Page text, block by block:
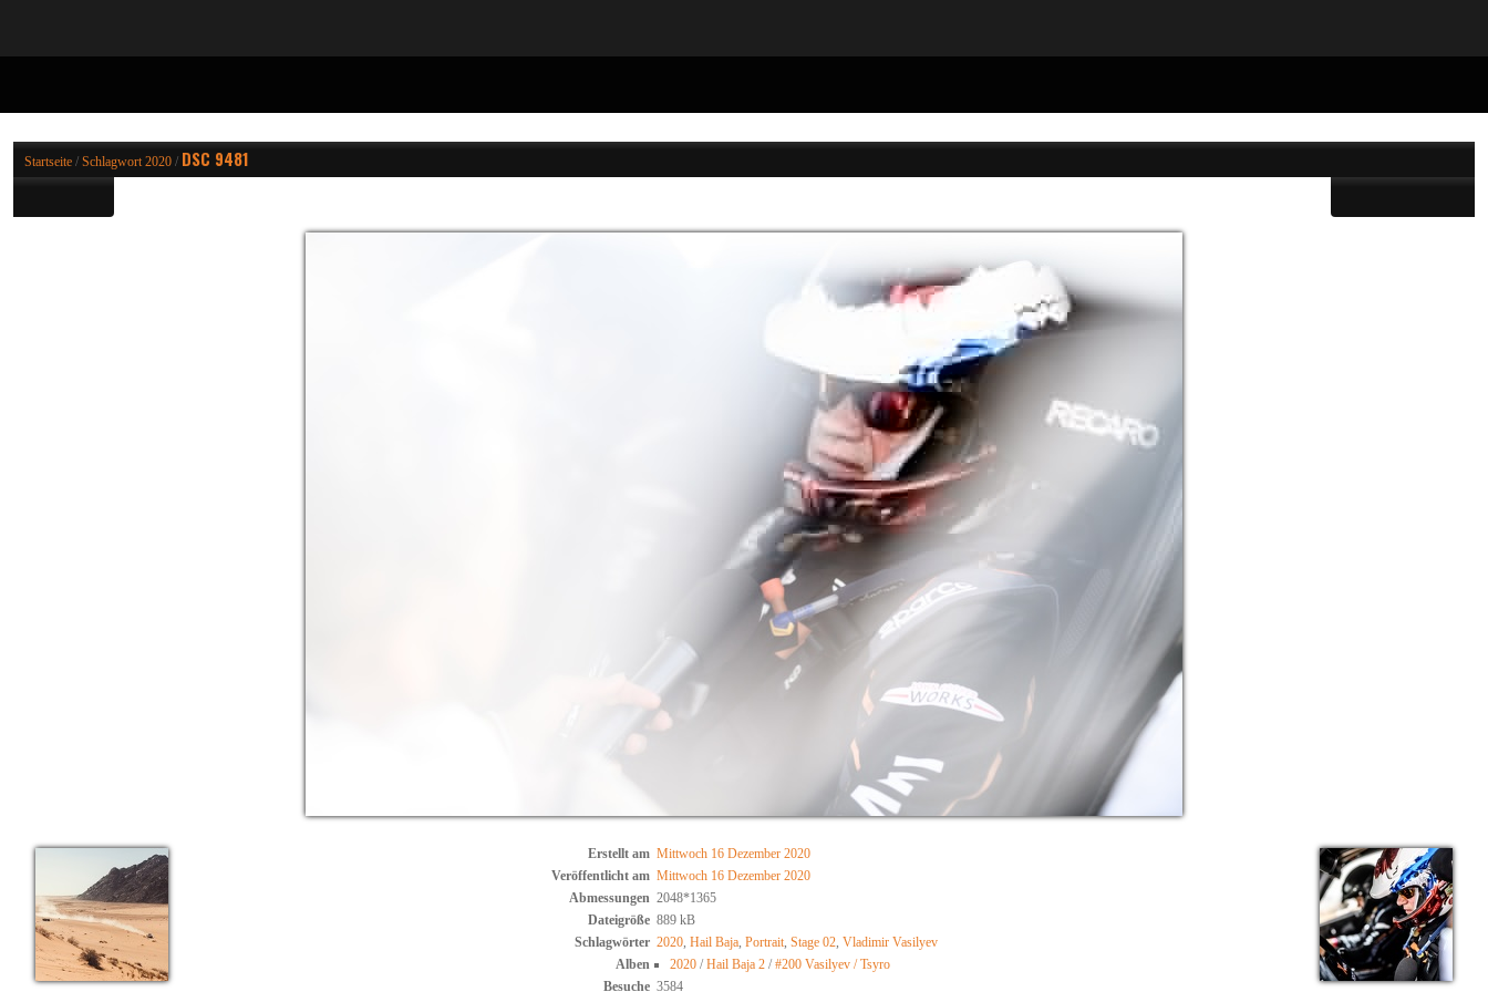
Startseite / Schlagwort 2020 / DSC 9481
Erstellt am Mittwoch 16 Dezember 2020
Veröffentlicht am Mittwoch 16 Dezember 2020
Abmessungen 2048*1365
Dateigröße 889 kB
Schlagwörter 2020, Hail Baja, Portrait, Stage 02, Vladimir Vasilyev
Alben
2020/Hail Baja 2/#200 Vasilyev / Tsyro
Besuche 3584